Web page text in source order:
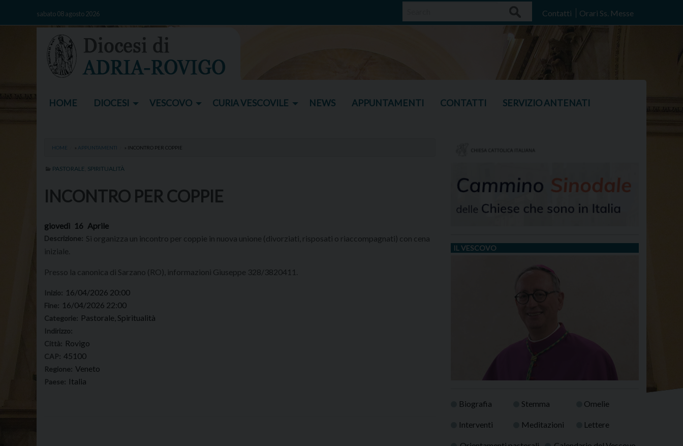
sabato 08 agosto 2026 Contatti Orari Ss. Messe
HOME DIOCESI VESCOVO CURIA VESCOVILE NEWS APPUNTAMENTI CONTATTI SERVIZIO ANTENATI
HOME » APPUNTAMENTI » INCONTRO PER COPPIE
PASTORALE SPIRITUALITÀ
INCONTRO PER COPPIE
giovedì 16 Aprile
Descrizione: Si organizza un incontro per coppie in nuova unione (divorziati, risposati o riaccompagnati) con cena
iniziale.
Presso la canonica di Sarzano (RO), informazioni Giuseppe 328/3820411.
Inizio: 16/04/2026 20:00
Fine: 16/04/2026 22:00
Categorie: Pastorale, Spiritualità
Indirizzo:
Città: Rovigo
CAP: 45100
Regione: Veneto
Paese: Italia
IL VESCOVO
Biografia Stemma Omelie
Interventi Meditazioni Lettere